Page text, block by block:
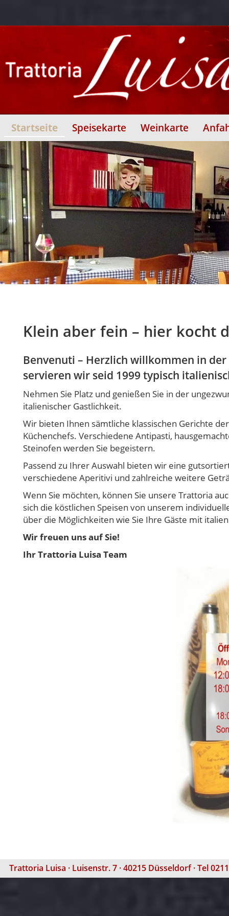
Startseite Speisekarte Weinkarte
Klein aber fein – hier kocht
Benvenuti – Herzlich willkommen in
servieren wir seid 1999 typisch
Nehmen Sie Platz und genießen Sie in der
italienischer Gastlichkeit.
Wir bieten Ihnen sämtliche klassischen Gerichte
Küchenchefs. Verschiedene Antipasti,
Steinofen werden Sie begeistern.
Passend zu Ihrer Auswahl bieten wir eine
verschiedene Aperitivi und zahlreiche weitere
Wenn Sie möchten, können Sie unsere Trattoria
sich die köstlichen Speisen von unserem
über die Möglichkeiten wie Sie Ihre Gäste mit
Wir freuen uns auf Sie!
Ihr Trattoria Luisa Team
Trattoria Luisa · Luisenstr. 7 · 40215 Düsseldorf · Tel